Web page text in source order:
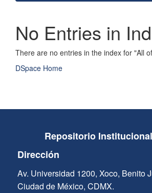
No Entries in
There are no entries in the index for "All
DSpace Home
Repositorio
Dirección
Av. Universidad 1200, Xoco, Benito
Ciudad de México, CDMX.